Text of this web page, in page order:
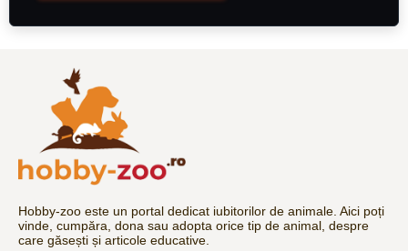
Hobby-zoo este un portal dedicat iubitorilor de animale. Aici poți
vinde, cumpăra, dona sau adopta orice tip de animal, despre
care găsești și articole educative.